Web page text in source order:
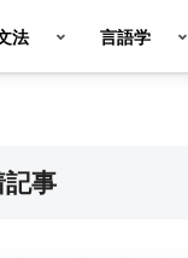
法 言語学
事